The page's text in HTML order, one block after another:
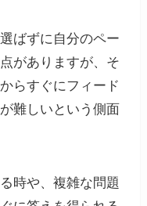
ばずに自分のペー
がありますが、そ
らすぐにフィード
難しいという側面
時や、複雑な問題